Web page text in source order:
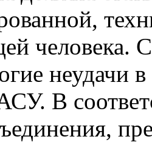
человека.
неудачи
В